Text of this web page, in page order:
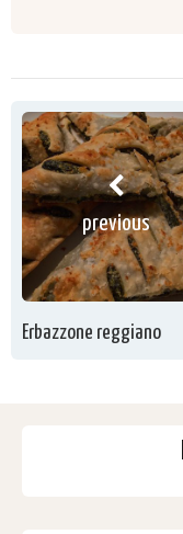
previous
Erbazzone reggiano